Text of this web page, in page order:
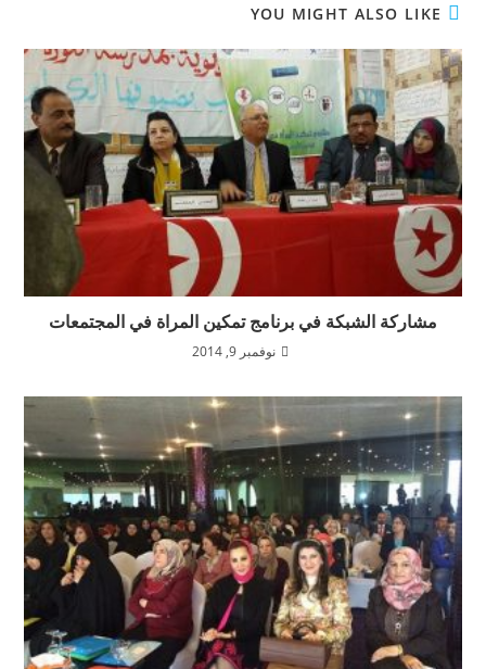
YOU MIGHT ALSO LIKE
مشاركة الشبكة في برنامج تمكين المراة في المجتمعات
نوفمبر 9, 2014